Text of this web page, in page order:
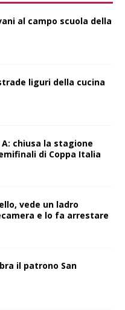
al campo scuola della
liguri della cucina
chiusa la stagione
di Coppa Italia
vede un ladro
e lo fa arrestare
il patrono San